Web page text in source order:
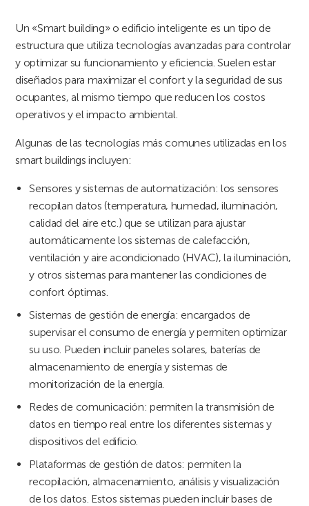
Un «Smart building» o edificio inteligente es un tipo de
estructura que utiliza tecnologías avanzadas para controlar
y optimizar su funcionamiento y eficiencia. Suelen estar
diseñados para maximizar el confort y la seguridad de sus
ocupantes, al mismo tiempo que reducen los costos
operativos y el impacto ambiental.
Algunas de las tecnologías más comunes utilizadas en los
smart buildings incluyen:
Sensores y sistemas de automatización: los sensores
recopilan datos (temperatura, humedad, iluminación,
calidad del aire etc.) que se utilizan para ajustar
automáticamente los sistemas de calefacción,
ventilación y aire acondicionado (HVAC), la iluminación,
y otros sistemas para mantener las condiciones de
confort óptimas.
Sistemas de gestión de energía: encargados de
supervisar el consumo de energía y permiten optimizar
su uso. Pueden incluir paneles solares, baterías de
almacenamiento de energía y sistemas de
monitorización de la energía.
Redes de comunicación: permiten la transmisión de
datos en tiempo real entre los diferentes sistemas y
dispositivos del edificio.
Plataformas de gestión de datos: permiten la
recopilación, almacenamiento, análisis y visualización
de los datos. Estos sistemas pueden incluir bases de